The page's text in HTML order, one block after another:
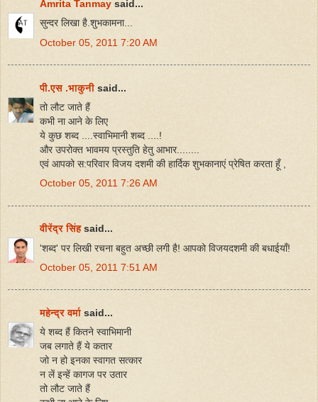
Amrita Tanmay said...
सुन्दर लिखा है.शुभकामना...
October 05, 2011 7:20 AM
पी.एस .भाकुनी said...
तो लौट जाते हैं
कभी ना आने के लिए
ये कुछ शब्द ....स्वाभिमानी शब्द ....!
और उपरोक्त भावमय प्रस्तुति हेतु आभार........
एवं आपको स:परिवार विजय दशमी की हार्दिक शुभकानाएं प्रेषित करता हूँ ,
October 05, 2011 7:26 AM
वीरेंद्र सिंहsaid...
'शब्द' पर लिखी रचना बहुत अच्छी लगी है! आपको विजयदशमी की बधाईयाँ!
October 05, 2011 7:51 AM
महेन्‍द्र वर्मा said...
ये शब्द हैं कितने स्वाभिमानी
जब लगाते हैं ये कतार
जो न हो इनका स्वागत सत्कार
न लें इन्हें कागज पर उतार
तो लौट जाते हैं